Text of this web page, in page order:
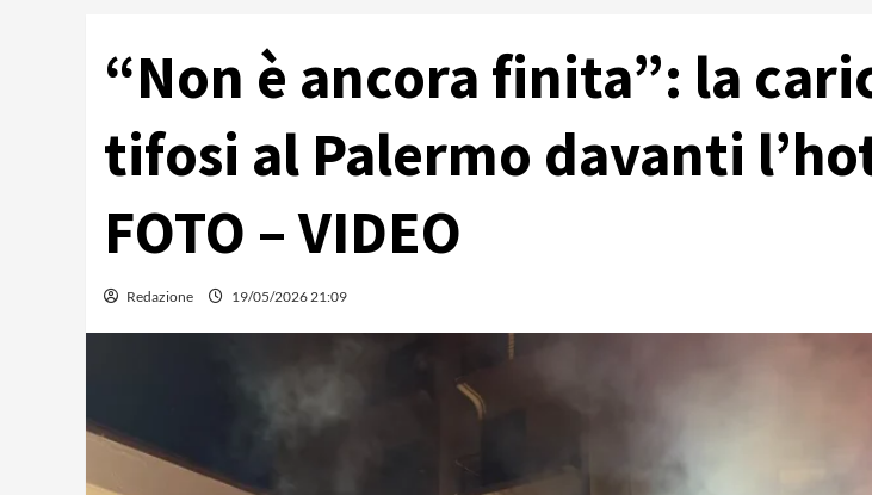
“Non è ancora finita”: la
tifosi al Palermo davanti
FOTO – VIDEO
Redazione 19/05/2026 21:09